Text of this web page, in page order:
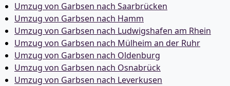
Umzug von Garbsen nach Saarbrücken
Umzug von Garbsen nach Hamm
Umzug von Garbsen nach Ludwigshafen am Rhein
Umzug von Garbsen nach Mülheim an der Ruhr
Umzug von Garbsen nach Oldenburg
Umzug von Garbsen nach Osnabrück
Umzug von Garbsen nach Leverkusen